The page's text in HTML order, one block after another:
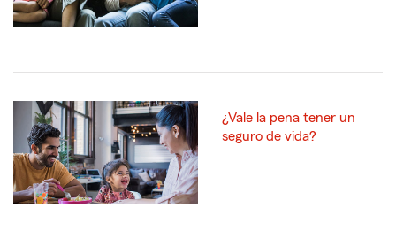
¿Vale la pena tener un
seguro de vida?